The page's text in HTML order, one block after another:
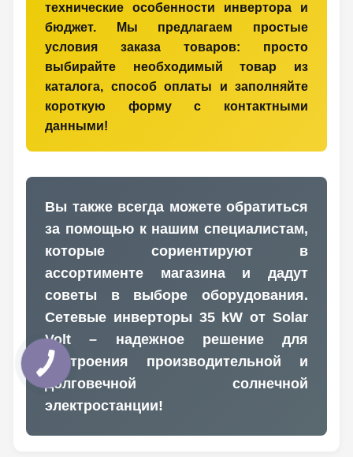
технические особенности инвертора и
бюджет. Мы предлагаем простые
условия заказа товаров: просто
выбирайте необходимый товар из
каталога, способ оплаты и заполняйте
короткую форму с контактными
данными!
Вы также всегда можете обратиться
за помощью к нашим специалистам,
которые сориентируют в
ассортименте магазина и дадут
советы в выборе оборудования.
Сетевые инверторы 35 kW от Solar
Volt – надежное решение для
построения производительной и
долговечной солнечной
электростанции!